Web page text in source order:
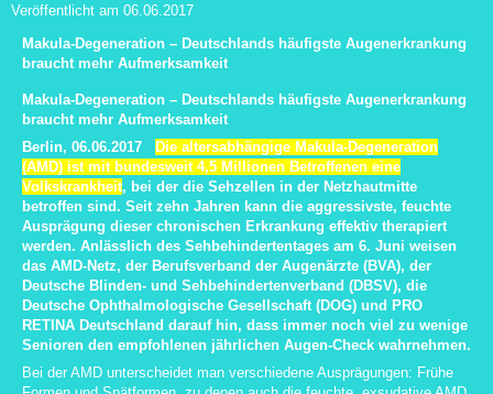
Veröffentlicht am 06.06.2017
Makula-Degeneration – Deutschlands häufigste Augenerkrankung
braucht mehr Aufmerksamkeit
Makula-Degeneration – Deutschlands häufigste Augenerkrankung
braucht mehr Aufmerksamkeit
Berlin, 06.06.2017
Die altersabhängige Makula-Degeneration
(AMD) ist mit bundesweit 4,5 Millionen Betroffenen eine
Volkskrankheit, bei der die Sehzellen in der Netzhautmitte
betroffen sind. Seit zehn Jahren kann die aggressivste, feuchte
Ausprägung dieser chronischen Erkrankung effektiv therapiert
werden. Anlässlich des Sehbehindertentages am 6. Juni weisen
das AMD-Netz, der Berufsverband der Augenärzte (BVA), der
Deutsche Blinden- und Sehbehindertenverband (DBSV), die
Deutsche Ophthalmologische Gesellschaft (DOG) und PRO
RETINA Deutschland darauf hin, dass immer noch viel zu wenige
Senioren den empfohlenen jährlichen Augen-Check wahrnehmen.
Bei der AMD unterscheidet man verschiedene Ausprägungen: Frühe